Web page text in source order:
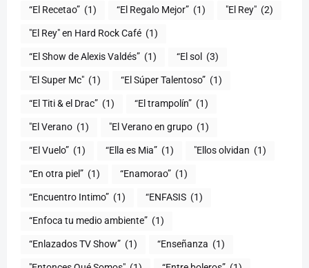
“El Recetao” (1) “El Regalo Mejor” (1) "El Rey" (2)
"El Rey" en Hard Rock Café (1)
“El Show de Alexis Valdés” (1) “El sol (3)
"El Super Mc" (1) (1)
“El Titi & el Drac” (1) “El trampolín” (1)
"El Verano (1) "El Verano en grupo (1)
(1) “Ella es Mia” (1) "Ellos olvidan (1)
“En otra piel” (1) “Enamorao” (1)
“Encuentro Intimo” (1) “ENFASIS (1)
“Enfoca tu medio ambiente” (1)
“Enlazados TV Show” (1) “Enseñanza (1)